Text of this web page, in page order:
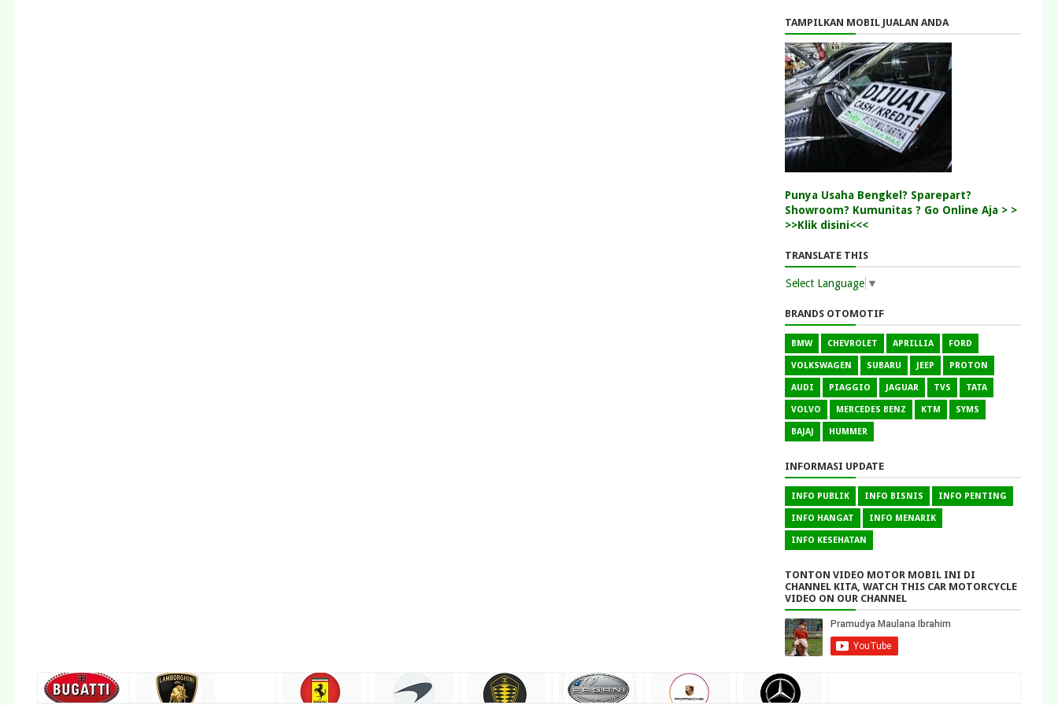
TAMPILKAN MOBIL JUALAN ANDA
Punya Usaha Bengkel? Sparepart?
Showroom? Kumunitas ? Go Online Aja > >
>>Klik disini<<<
TRANSLATE THIS
Select Language ▼
BRANDS OTOMOTIF
BMW CHEVROLET APRILLIA FORD
VOLKSWAGEN SUBARU JEEP PROTON
AUDI PIAGGIO JAGUAR TVS TATA
VOLVO MERCEDES BENZ KTM SYMS
BAJAJ HUMMER
INFORMASI UPDATE
INFO PUBLIK INFO BISNIS INFO PENTING
INFO HANGAT INFO MENARIK
INFO KESEHATAN
TONTON VIDEO MOTOR MOBIL INI DI
CHANNEL KITA, WATCH THIS CAR MOTORCYCLE
VIDEO ON OUR CHANNEL